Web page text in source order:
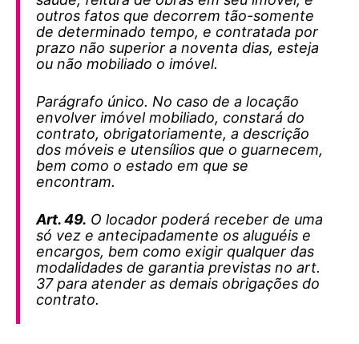
outros fatos que decorrem tão-somente
de determinado tempo, e contratada por
prazo não superior a noventa dias, esteja
ou não mobiliado o imóvel.
Parágrafo único. No caso de a locação
envolver imóvel mobiliado, constará do
contrato, obrigatoriamente, a descrição
dos móveis e utensílios que o guarnecem,
bem como o estado em que se
encontram.
Art. 49. O locador poderá receber de uma
só vez e antecipadamente os aluguéis e
encargos, bem como exigir qualquer das
modalidades de garantia previstas no art.
37 para atender as demais obrigações do
contrato.